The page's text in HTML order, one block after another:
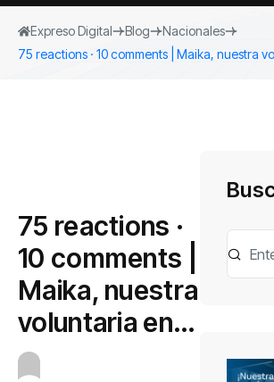
Expreso Digital Blog
Nacionales
75 reactions · 10 comments | Maika, nuestra
75 reactions ·
10 comments |
Maika, nuestra
voluntaria en…